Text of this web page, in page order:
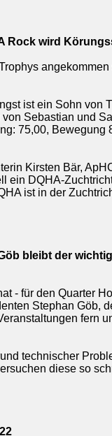
Rock wird
ist ein Sohn von
Sebastian und
75,00, Bewegung
Kirsten Bär,
ein DQHA-
ist in der
bleibt der
- für den Quarter
Stephan Göb,
fern
technischer
diese so